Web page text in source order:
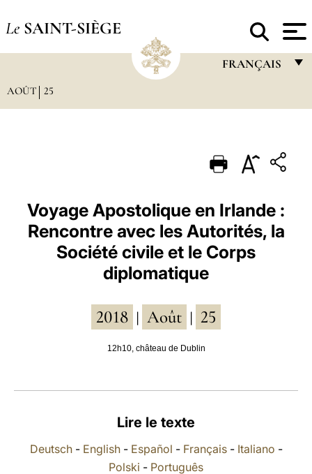
Le SAINT-SIÈGE
FRANÇAIS
PORTUGUÊS
ESPAÑOL
DEUTSCH
POLSKI
AOÛT 25
Voyage Apostolique en Irlande :
Rencontre avec les Autorités, la
Société civile et le Corps
diplomatique
2018 Août 25
12h10, château de Dublin
Lire le texte
Deutsch- English- Español - Français- Italiano -
Polski - Português